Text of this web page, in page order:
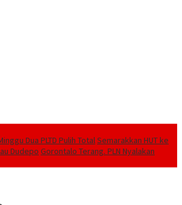
Dua PLTD Pulih TotalSemarakkan HUT ke
Dudepo Gorontalo Terang. PLN Nyalakan